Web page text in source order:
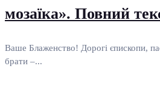
мозаїка». Повний
Ваше Блаженство! Дорогі єпископи,
брати –...